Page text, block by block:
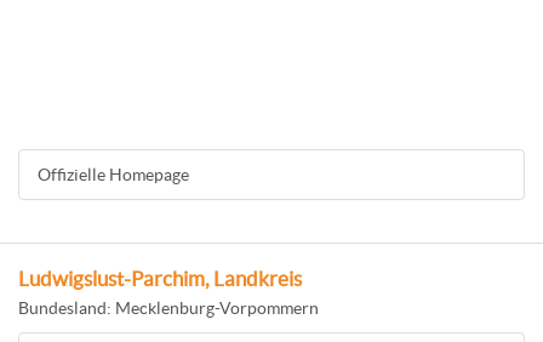
Offizielle Homepage
Ludwigslust-Parchim, Landkreis
Bundesland: Mecklenburg-Vorpommern